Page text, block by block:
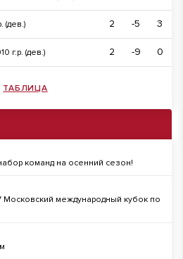
(дев.) 2 -5 3
г.р. (дев.) 2 -9 0
ТАБЛИЦА
команд на осенний сезон!
Московский международный кубок по